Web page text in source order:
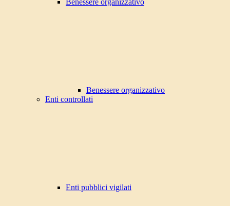
Benessere organizzativo
Benessere organizzativo
Enti controllati
Enti pubblici vigilati